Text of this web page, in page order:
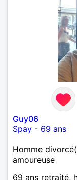
Guy06
Spay - 69 ans
Homme
amoureuse
69 ans retraité,